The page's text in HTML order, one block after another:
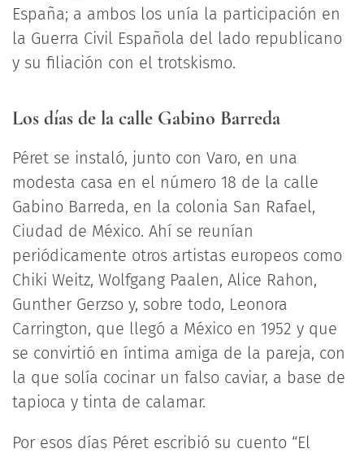
España; a ambos los unía la participación en
la Guerra Civil Española del lado republicano
y su filiación con el trotskismo.
Los días de la calle Gabino Barreda
Péret se instaló, junto con Varo, en una
modesta casa en el número 18 de la calle
Gabino Barreda, en la colonia San Rafael,
Ciudad de México. Ahí se reunían
periódicamente otros artistas europeos como
Chiki Weitz, Wolfgang Paalen, Alice Rahon,
Gunther Gerzso y, sobre todo, Leonora
Carrington, que llegó a México en 1952 y que
se convirtió en íntima amiga de la pareja, con
la que solía cocinar un falso caviar, a base de
tapioca y tinta de calamar.
Por esos días Péret escribió su cuento “El